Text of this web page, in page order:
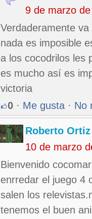
9 de marzo
Verdaderamente
nada es imposible
a los cocodrilos les
es mucho así es
victoria
0 · Me gusta · No
Roberto Ortiz
10 de marzo
Bienvenido
enrredar el juego 4
salen los
tenemos el buen